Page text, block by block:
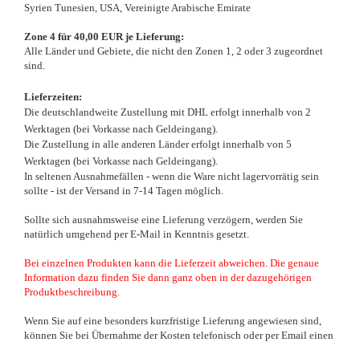
Syrien Tunesien, USA, Vereinigte Arabische Emirate
Zone 4 für 40,00 EUR je Lieferung:
Alle Länder und Gebiete, die nicht den Zonen 1, 2 oder 3 zugeordnet
sind.
Lieferzeiten:
Die deutschlandweite Zustellung mit DHL erfolgt innerhalb von 2
Werktagen (bei Vorkasse nach Geldeingang).
Die Zustellung in alle anderen Länder erfolgt innerhalb von 5
Werktagen (bei Vorkasse nach Geldeingang).
In seltenen Ausnahmefällen - wenn die Ware nicht lagervorrätig sein
sollte - ist der Versand in 7-14 Tagen möglich.
Sollte sich ausnahmsweise eine Lieferung verzögern, werden Sie
natürlich umgehend per E-Mail in Kenntnis gesetzt.
Bei einzelnen Produkten kann die Lieferzeit abweichen. Die genaue
Information dazu finden Sie dann ganz oben in der dazugehörigen
Produktbeschreibung.
Wenn Sie auf eine besonders kurzfristige Lieferung angewiesen sind,
können Sie bei Übernahme der Kosten telefonisch oder per Email einen